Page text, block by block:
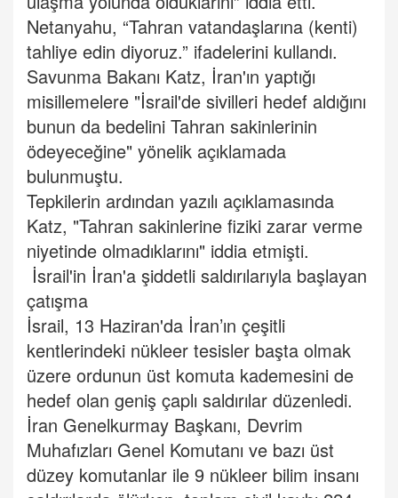
Netanyahu, “Tahran vatandaşlarına (kenti)
tahliye edin diyoruz.” ifadelerini kullandı.
Savunma Bakanı Katz, İran'ın yaptığı
misillemelere "İsrail'de sivilleri hedef aldığını
bunun da bedelini Tahran sakinlerinin
ödeyeceğine" yönelik açıklamada
bulunmuştu.
Tepkilerin ardından yazılı açıklamasında
Katz, "Tahran sakinlerine fiziki zarar verme
niyetinde olmadıklarını" iddia etmişti.
⁠⁠⁠⁠⁠⁠İsrail'in İran'a şiddetli saldırılarıyla başlayan
çatışma
İsrail, 13 Haziran'da İran’ın çeşitli
kentlerindeki nükleer tesisler başta olmak
üzere ordunun üst komuta kademesini de
hedef olan geniş çaplı saldırılar düzenledi.
İran Genelkurmay Başkanı, Devrim
Muhafızları Genel Komutanı ve bazı üst
düzey komutanlar ile 9 nükleer bilim insanı